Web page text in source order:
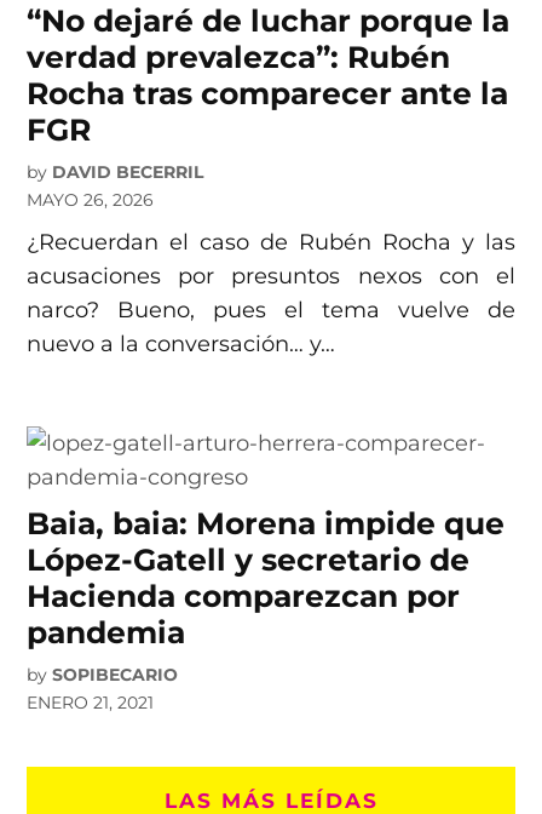
“No dejaré de luchar porque la
verdad prevalezca”: Rubén
Rocha tras comparecer ante la
FGR
by DAVID BECERRIL
MAYO 26, 2026
¿Recuerdan el caso de Rubén Rocha y las
acusaciones por presuntos nexos con el
narco? Bueno, pues el tema vuelve de
nuevo a la conversación… y…
Baia, baia: Morena impide que
López-Gatell y secretario de
Hacienda comparezcan por
pandemia
by SOPIBECARIO
ENERO 21, 2021
LAS MÁS LEÍDAS